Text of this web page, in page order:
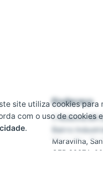
Endereço
Rodovia BR
Bairro
Maravilha,
CEP 89874-
site utiliza cookies para
com o uso de cookies
.